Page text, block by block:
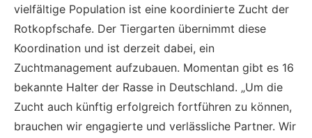
vielfältige Population ist eine koordinierte Zucht der
Rotkopfschafe. Der Tiergarten übernimmt diese
Koordination und ist derzeit dabei, ein
Zuchtmanagement aufzubauen. Momentan gibt es 16
bekannte Halter der Rasse in Deutschland. „Um die
Zucht auch künftig erfolgreich fortführen zu können,
brauchen wir engagierte und verlässliche Partner. Wir